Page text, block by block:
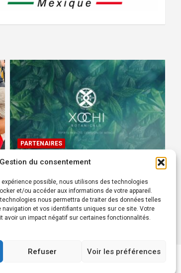
Gestion du consentement
expérience possible, nous utilisons des technologies
et/ou accéder aux informations de votre appareil.
nous permettra de traiter des données telles
navigation et vos identifiants uniques sur ce site. Votre
avoir un impact négatif sur certaines fonctionnalités.
Refuser Voir les préférences
PARTENAIRES
Devenez Ambassadeur XOCHI
BOTANICALS – « El espíritu
francés con corazón de
México! »
24 août 2022 Rédacteur